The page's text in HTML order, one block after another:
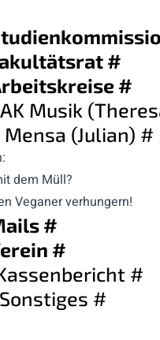
#
#
AK Musik
Mensa (Julian) #
dem Müll?
Veganer verhungern!
#
#
#
#